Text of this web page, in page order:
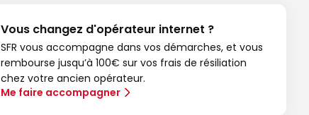
Vous changez d'opérateur internet ?
SFR vous accompagne dans vos démarches, et vous
rembourse jusqu’à 100€ sur vos frais de résiliation
chez votre ancien opérateur.
Me faire accompagner